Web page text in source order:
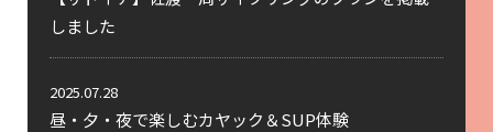
しました
2025.07.28
昼・夕・夜で楽しむカヤック＆SUP体験